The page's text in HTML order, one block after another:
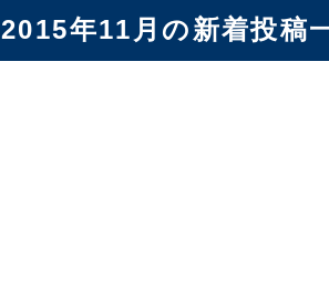
2015年11月の新着投稿